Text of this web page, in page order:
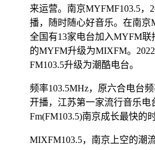
来运营。南京MYFMF103.5，
播，随时随心好音乐。在南京
全国有13家电台加入MYFM联
的MYFM升级为MIXFM。
FM103.5升级为潮酷电台。
频率103.5MHz，原六合电台
开播，江苏第一家流行音乐电
Fm(FM103.5)南京成长最快的
MIXFM103.5，南京上空的潮